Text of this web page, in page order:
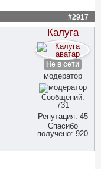
#2917
Калуга
Не в сети
модератор
Сообщений:
731
Репутация: 45
Спасибо
получено: 920